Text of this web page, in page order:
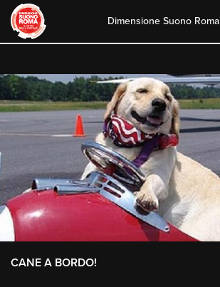
content
Dimensione Suono Roma
CANE A BORDO!